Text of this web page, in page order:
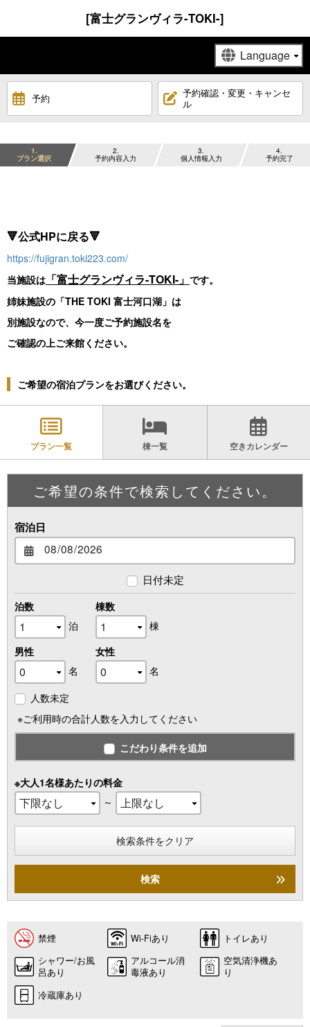
[富士グランヴィラ-TOKI-]
予約
予約確認・変更・キャンセ
ル
1
プラン選択
2
予約内容入力
3
個人情報入力
4
予約完了
🔻公式HPに戻る🔻
https://fujigran.toki223.com/
当施設は 「富士グランヴィラ-TOKI-」 です。
姉妹施設の「THE TOKI 富士河口湖」は
別施設なので、今一度ご予約施設名を
ご確認の上ご来館ください。
ご希望の宿泊プランをお選びください。
プラン一覧 棟一覧 空きカレンダー
ご希望の条件で検索してください。
宿泊日
日付未定
泊数
泊
棟数
棟
男性
名
女性
名
人数未定
※ご利用時の合計人数を入力してください
こだわり条件を追加
※大人1名様あたりの料金
～
検索条件をクリア
検索
禁煙 Wi-Fiあり
トイレあり
シャワー/お風
呂あり
アルコール消
毒液あり
空気清浄機あ
り
冷蔵庫あり